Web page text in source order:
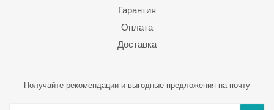
Гарантия
Оплата
Доставка
Получайте рекомендации и выгодные предложения на почту